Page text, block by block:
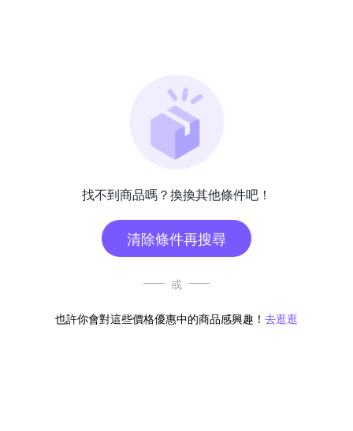
找不到商品嗎？換換其他條件吧！
清除條件再搜尋
或
也許你會對這些價格優惠中的商品感興趣！ 去逛逛